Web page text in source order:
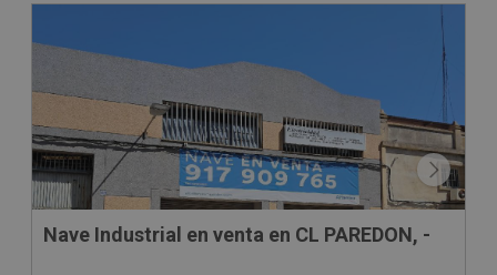
Nave Industrial en venta en CL PAREDON, -